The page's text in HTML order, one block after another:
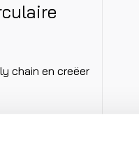
chain en creëer